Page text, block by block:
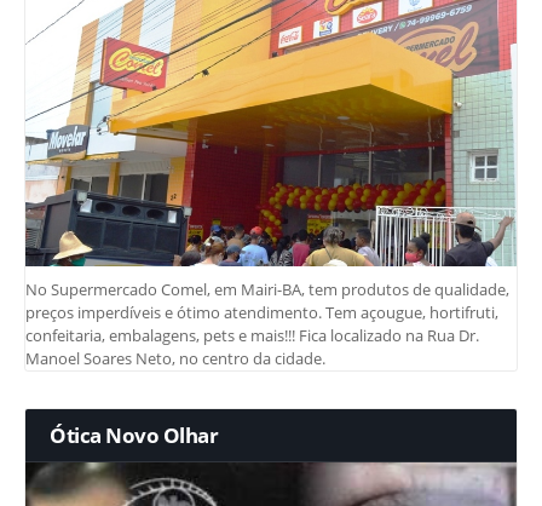
No Supermercado Comel, em Mairi-BA, tem produtos de qualidade,
preços imperdíveis e ótimo atendimento. Tem açougue, hortifruti,
confeitaria, embalagens, pets e mais!!! Fica localizado na Rua Dr.
Manoel Soares Neto, no centro da cidade.
Ótica Novo Olhar